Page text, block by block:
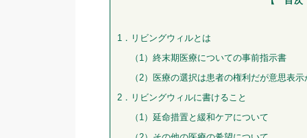
1．リビングウィルとは
（1）終末期医療についての事前指示書
（2）医療の選択は患者の権利だが意思表示
2．リビングウィルに書けること
（1）延命措置と緩和ケアについて